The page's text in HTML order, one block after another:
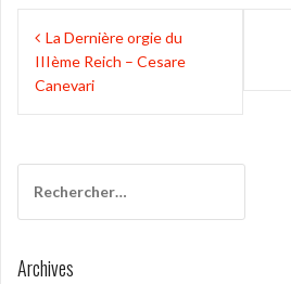
Navigation
de
l’article
La Dernière orgie du
IIIème Reich – Cesare
Canevari
Archives